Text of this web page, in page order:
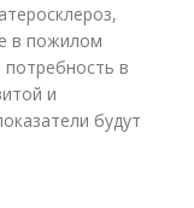
в пожилом
в
и
будут